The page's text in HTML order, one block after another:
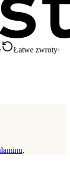
· Łatwe zwroty·
.